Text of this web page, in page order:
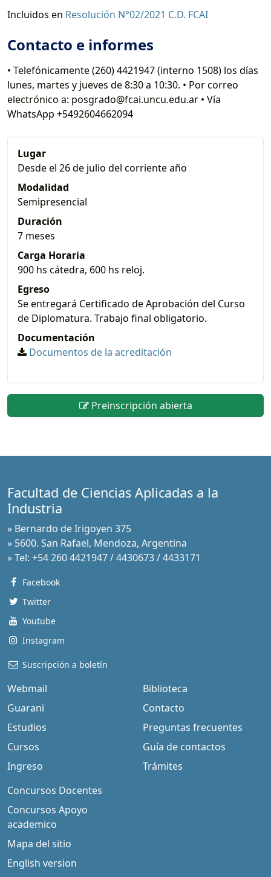
Incluidos en Resolución N°02/2021 C.D. FCAI
Contacto e informes
• Telefónicamente (260) 4421947 (interno 1508) los días
lunes, martes y jueves de 8:30 a 10:30. • Por correo
electrónico a: posgrado@fcai.uncu.edu.ar • Vía
WhatsApp +5492604662094
Lugar
Desde el 26 de julio del corriente año
Modalidad
Semipresencial
Duración
7 meses
Carga Horaria
900 hs cátedra, 600 hs reloj.
Egreso
Se entregará Certificado de Aprobación del Curso
de Diplomatura. Trabajo final obligatorio.
Documentación
Documentos de la acreditación
Preinscripción abierta
Facultad de Ciencias Aplicadas a la
Industria
» Bernardo de Irigoyen 375
» 5600. San Rafael, Mendoza, Argentina
» Tel: +54 260 4421947 / 4430673 / 4433171
Facebook
Twitter
Youtube
Instagram
Suscripción a boletín
Webmail
Guarani
Estudios
Cursos
Ingreso
Biblioteca
Contacto
Preguntas frecuentes
Guía de contactos
Trámites
Concursos Docentes
Concursos Apoyo
academico
Mapa del sitio
English version